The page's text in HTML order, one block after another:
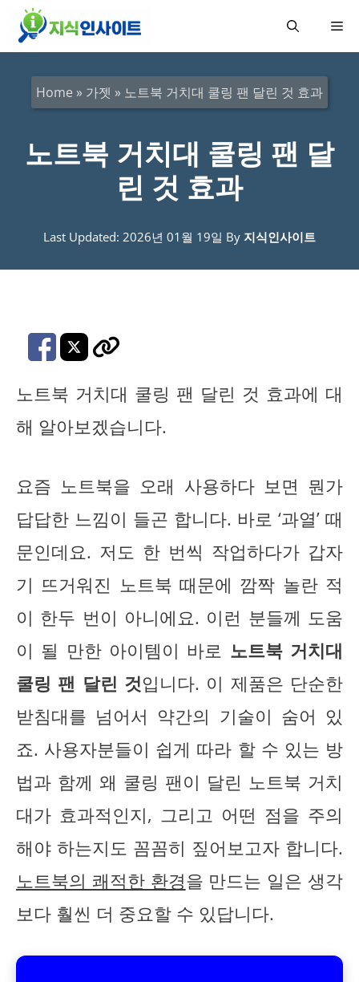
메
Home » 가젯 » 노트북 거치대 쿨링 팬 달린 것 효과
노트북 거치대 쿨링 팬 달
린 것 효과
Last Updated: 2026년 01월 19일 By 지식인사이트
노트북 거치대 쿨링 팬 달린 것 효과에 대
해 알아보겠습니다.
요즘 노트북을 오래 사용하다 보면 뭔가
답답한 느낌이 들곤 합니다. 바로 ‘과열’ 때
문인데요. 저도 한 번씩 작업하다가 갑자
기 뜨거워진 노트북 때문에 깜짝 놀란 적
이 한두 번이 아니에요. 이런 분들께 도움
이 될 만한 아이템이 바로 노트북 거치대
쿨링 팬 달린 것입니다. 이 제품은 단순한
받침대를 넘어서 약간의 기술이 숨어 있
죠. 사용자분들이 쉽게 따라 할 수 있는 방
법과 함께 왜 쿨링 팬이 달린 노트북 거치
대가 효과적인지, 그리고 어떤 점을 주의
해야 하는지도 꼼꼼히 짚어보고자 합니다.
노트북의 쾌적한 환경을 만드는 일은 생각
보다 훨씬 더 중요할 수 있답니다.